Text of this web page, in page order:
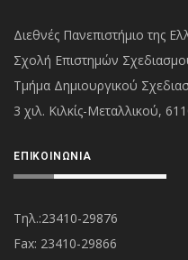
Διεθνές Πανεπιστήμιο της
Σχολή Επιστημών
Τμήμα Δημιουργικού
3 χιλ. Κιλκίς-Μεταλλικού,
ΕΠΙΚΟΙΝΩΝΊΑ
Τηλ.:23410-29876
Fax: 23410-29866